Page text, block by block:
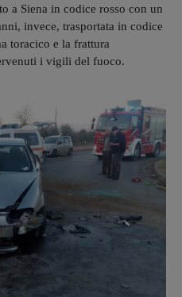
a Siena in codice rosso con un
invece, trasportata in codice
toracico e la frattura
i vigili del fuoco.